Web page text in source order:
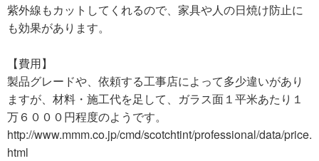
紫外線もカットしてくれるので、家具や人の日焼け防止に
も効果があります。
【費用】
製品グレードや、依頼する工事店によって多少違いがあり
ますが、材料・施工代を足して、ガラス面１平米あたり１
万６０００円程度のようです。
http://www.mmm.co.jp/cmd/scotchtint/professional/data/price.
html